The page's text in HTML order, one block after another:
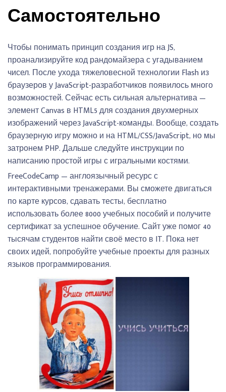
Самостоятельно
Чтобы понимать принцип создания игр на JS,
проанализируйте код рандомайзера с угадыванием
чисел. После ухода тяжеловесной технологии Flash из
браузеров у JavaScript-разработчиков появилось много
возможностей. Сейчас есть сильная альтернатива —
элемент Canvas в HTML5 для создания двухмерных
изображений через JavaScript-команды. Вообще, создать
браузерную игру можно и на HTML/CSS/JavaScript, но мы
затронем PHP. Дальше следуйте инструкции по
написанию простой игры с игральными костями.
FreeCodeCamp — англоязычный ресурс с
интерактивными тренажерами. Вы сможете двигаться
по карте курсов, сдавать тесты, бесплатно
использовать более 8000 учебных пособий и получите
сертификат за успешное обучение. Сайт уже помог 40
тысячам студентов найти своё место в IT. Пока нет
своих идей, попробуйте учебные проекты для разных
языков программирования.